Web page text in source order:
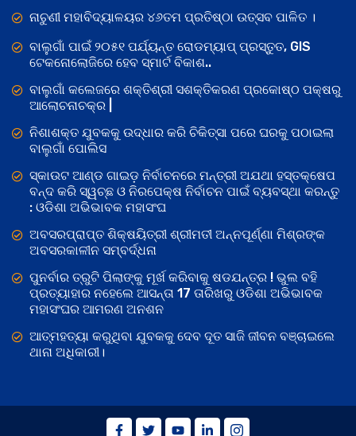
ନାଚୁଣୀ ମହାବିଦ୍ୟାଳୟର ୪୬ତମ ପ୍ରତିଷ୍ଠା ଉତ୍ସବ ପାଳିତ ।
ବାଲୁଗାଁ ପାଇଁ ୨୦୫୧ ପର୍ଯ୍ୟନ୍ତ ରୋଡମ୍ୟାପ୍ ପ୍ରସ୍ତୁତ, GIS
ଟେକନୋଲୋଜିରେ ହେବ ସ୍ମାର୍ଟ ବିକାଶ..
ବାଲୁଗାଁ କଲେଜରେ ଶକ୍ତିଶ୍ରୀ ସଶକ୍ତିକରଣ ପ୍ରକୋଷ୍ଠ ପକ୍ଷରୁ
ଆଲୋଚନାଚକ୍ର |
ନିଶାଶକ୍ତ ଯୁବକକୁ ଉଦ୍ଧାର କରି ଚିକିତ୍ସା ପରେ ଘରକୁ ପଠାଇଲା
ବାଲୁଗାଁ ପୋଲିସ
ସ୍କାଉଟ ଆଣ୍ଡ ଗାଇଡ଼ ନିର୍ବାଚନରେ ମନ୍ତ୍ରୀ ଅଯଥା ହସ୍ତକ୍ଷେପ
ବନ୍ଦ କରି ସ୍ୱଚ୍ଛ ଓ ନିରପେକ୍ଷ ନିର୍ବାଚନ ପାଇଁ ବ୍ୟବସ୍ଥା କରନ୍ତୁ
: ଓଡିଶା ଅଭିଭାବକ ମହାସଂଘ
ଅବସରପ୍ରାପ୍ତ ଶିକ୍ଷୟିତ୍ରୀ ଶ୍ରୀମତୀ ଅନ୍ନପୂର୍ଣ୍ଣା ମିଶ୍ରଙ୍କ
ଅବସରକାଳୀନ ସମ୍ବର୍ଦ୍ଧନା
ପୁନର୍ବାର ତ୍ରୁଟି ପିଲାଙ୍କୁ ମୂର୍ଖ କରିବାକୁ ଷଡଯନ୍ତ୍ର ! ଭୁଲ ବହି
ପ୍ରତ୍ୟାହାର ନହେଲେ ଆସନ୍ତା 17 ତାରିଖରୁ ଓଡିଶା ଅଭିଭାବକ
ମହାସଂଘର ଆମରଣ ଅନଶନ
ଆତ୍ମହତ୍ୟା କରୁଥିବା ଯୁବକକୁ ଦେବ ଦୂତ ସାଜି ଜୀବନ ବଞ୍ଚାଇଲେ
ଥାନା ଅଧିକାରୀ।